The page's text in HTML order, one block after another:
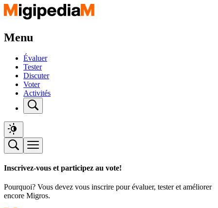
Menu
Évaluer
Tester
Discuter
Voter
Activités
Inscrivez-vous et participez au vote!
Pourquoi? Vous devez vous inscrire pour évaluer, tester et améliorer
encore Migros.